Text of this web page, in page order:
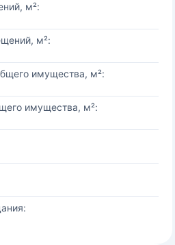
м²:
м²:
имущества, м²:
имущества, м²: